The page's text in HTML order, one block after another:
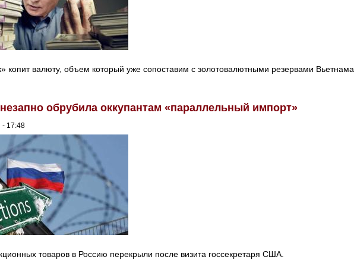
копит валюту, объем который уже сопоставим с золотовалютными резервами Вьетнама
обрубила оккупантам «параллельный импорт»
- 17:48
товаров в Россию перекрыли после визита госсекретаря США.